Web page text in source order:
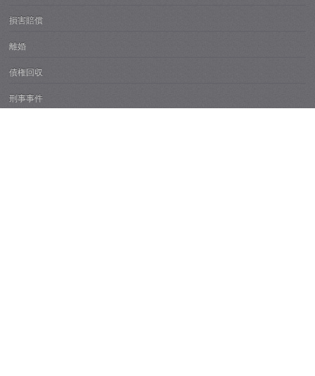
損害賠償
離婚
債権回収
刑事事件